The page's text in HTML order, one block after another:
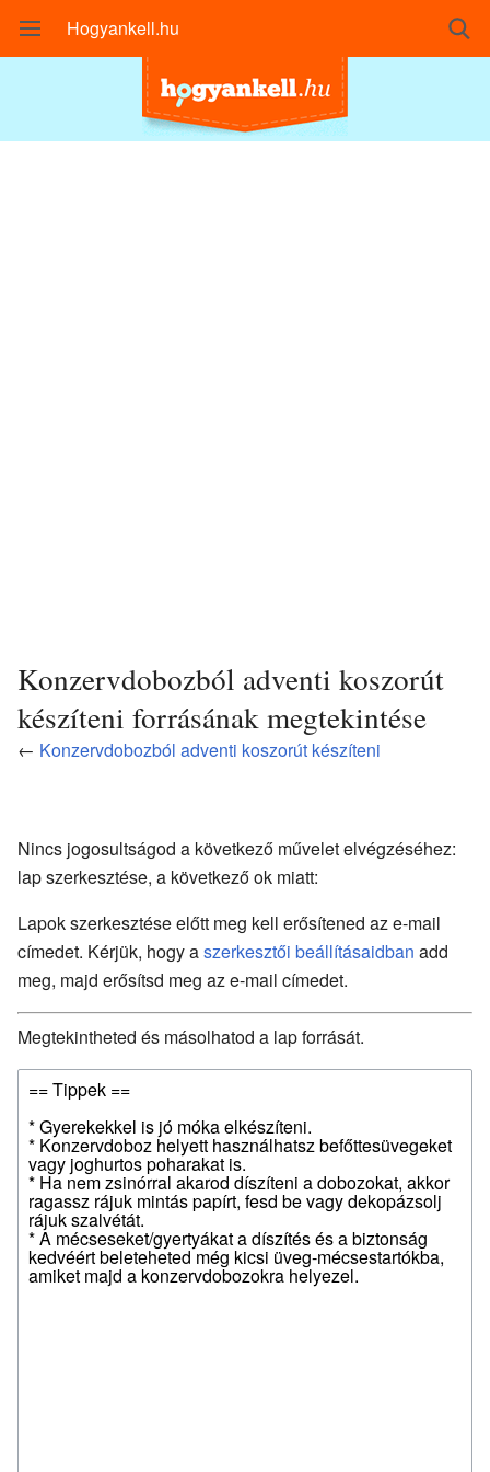
Hogyankell.hu
Konzervdobozból adventi koszorút
készíteni forrásának megtekintése
← Konzervdobozból adventi koszorút készíteni
Nincs jogosultságod a következő művelet elvégzéséhez:
lap szerkesztése, a következő ok miatt:
Lapok szerkesztése előtt meg kell erősítened az e-mail
címedet. Kérjük, hogy aszerkesztői beállításaidban add
meg, majd erősítsd meg az e-mail címedet.
Megtekintheted és másolhatod a lap forrását.